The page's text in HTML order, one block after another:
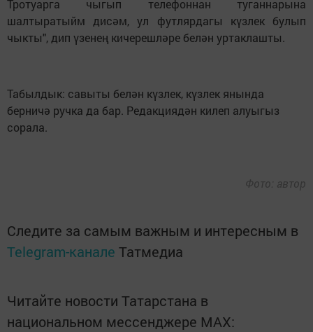
Тротуарга чыгып телефоннан туганнарына
шалтыратыйм дисәм, ул футлярдагы күзлек булып
чыкты", дип үзенең кичерешләре белән уртаклашты.
Табылдык: савыты белән күзлек, күзлек янында
берничә ручка да бар. Редакциядән килеп алуыгыз
сорала.
Фото: автор
Следите за самым важным и интересным в
Telegram-канале Татмедиа
Читайте новости Татарстана в
национальном мессенджере MАХ: